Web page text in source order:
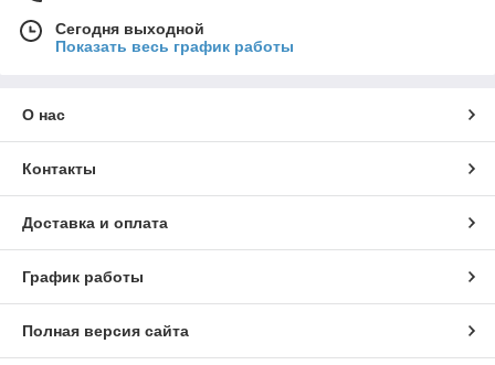
Сегодня выходной
Показать весь график работы
О нас
Контакты
Доставка и оплата
График работы
Полная версия сайта